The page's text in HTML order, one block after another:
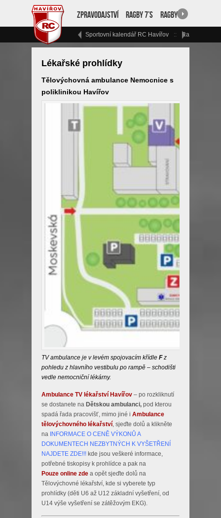
Zpravodajství Ragby 7’s Ragby 15
Sportovní kalendář RC Havířov Ragbyový
Lékařské prohlídky
Tělovýchovná ambulance Nemocnice s
poliklinikou Havířov
TV ambulance je v levém spojovacím křídle Fz
pohledu z hlavního vestibulu po rampě – schodišti
vedle nemocniční lékárny.
Ambulance TV lékařství Havířov – po rozkliknutí
se dostanete na Dětskou ambulanci, pod kterou
spadá řada pracovišť, mimo jiné i Ambulance
tělovýchovného lékařství, sjeďte dolů a klikněte
na INFORMACE O CENĚ VÝKONŮ A
DOKUMENTECH NEZBYTNÝCH K VYŠETŘENÍ
NAJDETE ZDE!!! kde jsou veškeré informace,
potřebné tiskopisy k prohlídce a pak na
Pouze online zde a opět sjeďte dolů na
Tělovýchovné lékařství, kde si vyberete typ
prohlídky (děti U6 až U12 základní vyšetření, od
U14 výše vyšetření se zátěžovým EKG).